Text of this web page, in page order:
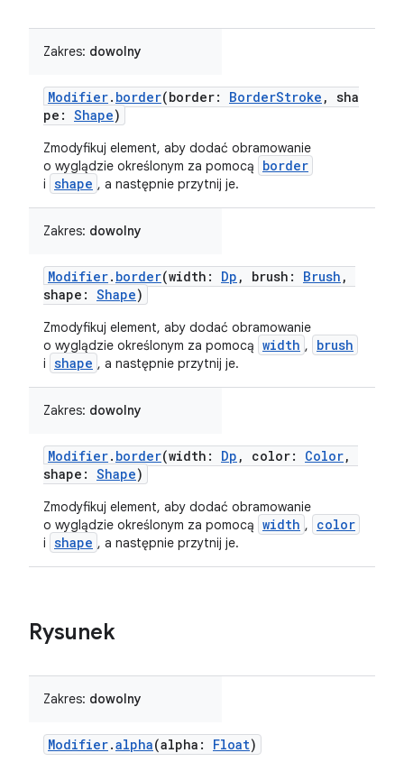
Zakres: dowolny
Modifier. border(border: BorderStroke , sha
pe: Shape)
Zmodyfikuj element, aby dodać obramowanie
o wyglądzie określonym za pomocą
border
i shape , a następnie przytnij je.
Zakres: dowolny
Modifier. border(width: Dp , brush: Brush ,
shape: Shape)
Zmodyfikuj element, aby dodać obramowanie
o wyglądzie określonym za pomocą width , brush
i shape , a następnie przytnij je.
Zakres: dowolny
Modifier. border(width: Dp , color: Color,
shape: Shape)
Zmodyfikuj element, aby dodać obramowanie
o wyglądzie określonym za pomocą width , color
i shape , a następnie przytnij je.
Rysunek
Zakres: dowolny
Modifier.alpha(alpha: Float)